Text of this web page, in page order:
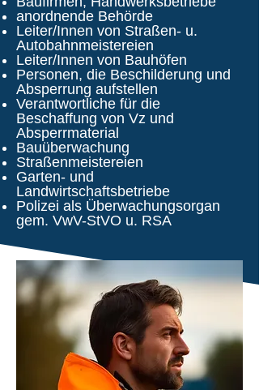
anordnende Behörde
Leiter/Innen von Straßen- u.
Autobahnmeistereien
Leiter/Innen von Bauhöfen
Personen, die Beschilderung und
Absperrung aufstellen
Verantwortliche für die
Beschaffung von Vz und
Absperrmaterial
Bauüberwachung
Straßenmeistereien
Garten- und
Landwirtschaftsbetriebe
Polizei als Überwachungsorgan
gem. VwV-StVO u. RSA